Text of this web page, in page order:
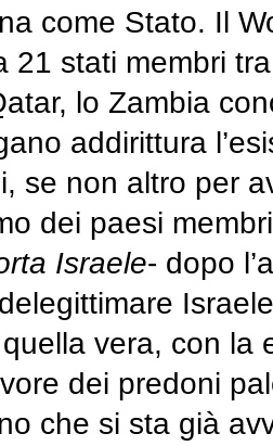
come Stato. Il
21 stati membri
lo Zambia
addirittura
se non altro per
dei paesi
Israele- dopo
vera, con la
dei predoni
che si sta già